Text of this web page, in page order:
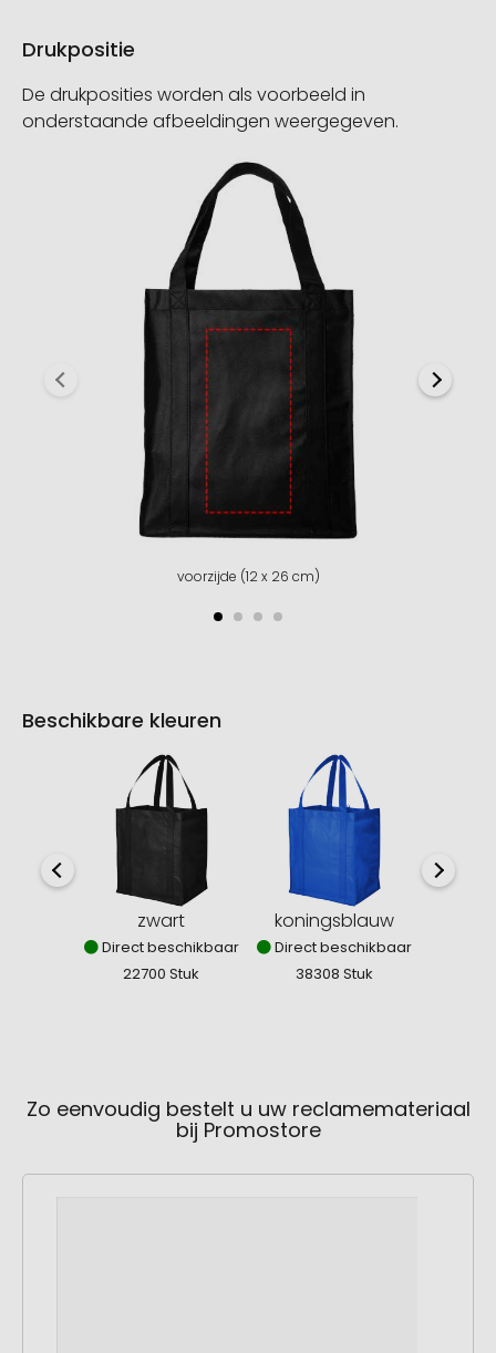
Drukpositie
De drukposities worden als voorbeeld in
onderstaande afbeeldingen weergegeven.
voorzijde (12 x 26 cm)
Beschikbare kleuren
zwart
Direct beschikbaar
22700 Stuk
koningsblauw
Direct beschikbaar
38308 Stuk
Zo eenvoudig bestelt u uw reclamemateriaal
bij Promostore